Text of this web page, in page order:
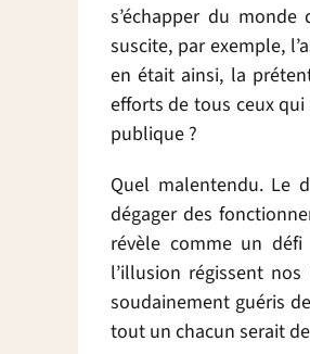
s’échapper du
suscite, par exemple,
en était ainsi, la
efforts de tous ceux
publique ?
Quel malentendu. Le
dégager des
révèle comme un défi
l’illusion régissent
soudainement guéris
tout un chacun serait